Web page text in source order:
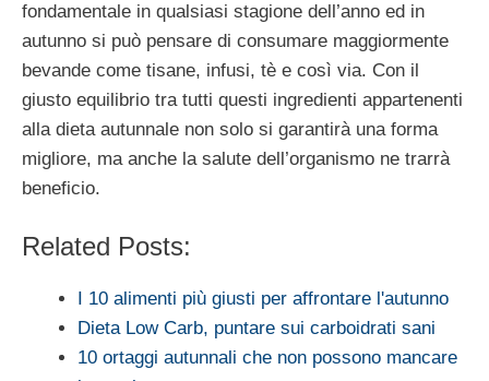
fondamentale in qualsiasi stagione dell’anno ed in
autunno si può pensare di consumare maggiormente
bevande come tisane, infusi, tè e così via. Con il
giusto equilibrio tra tutti questi ingredienti appartenenti
alla dieta autunnale non solo si garantirà una forma
migliore, ma anche la salute dell’organismo ne trarrà
beneficio.
Related Posts:
I 10 alimenti più giusti per affrontare l'autunno
Dieta Low Carb, puntare sui carboidrati sani
10 ortaggi autunnali che non possono mancare